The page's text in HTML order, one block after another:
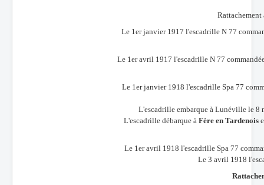
Le 1er janvier 1917 l'escadrille N 77
Le 1er avril 1917 l'escadrille N 77
Le 1er janvier 1918 l'escadrille Spa 77
L'escadrille embarque à Lunéville le 8
L'escadrille débarque à Fère en Tardenois
Le 1er avril 1918 l'escadrille Spa 77
Le 3 avril 1918